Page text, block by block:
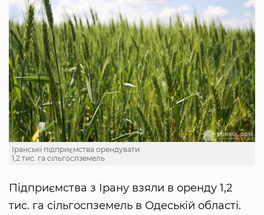
Іранські підприємства орендувати
1,2 тис. га сільгоспземель
Підприємства з Ірану взяли в оренду 1,2
тис. га сільгоспземель в Одеській області.